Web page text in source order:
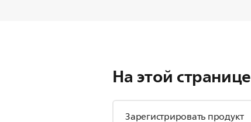
На этой странице
Зарегистрировать продукт